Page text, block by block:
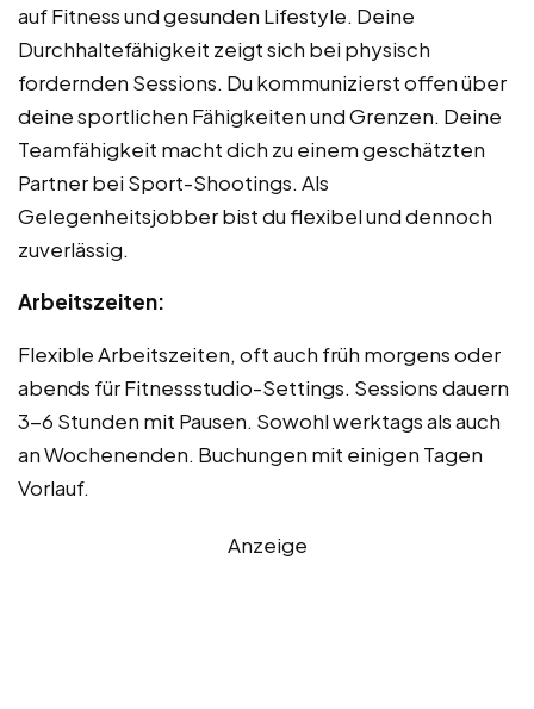
auf Fitness und gesunden Lifestyle. Deine
Durchhaltefähigkeit zeigt sich bei physisch
fordernden Sessions. Du kommunizierst offen über
deine sportlichen Fähigkeiten und Grenzen. Deine
Teamfähigkeit macht dich zu einem geschätzten
Partner bei Sport-Shootings. Als
Gelegenheitsjobber bist du flexibel und dennoch
zuverlässig.
Arbeitszeiten:
Flexible Arbeitszeiten, oft auch früh morgens oder
abends für Fitnessstudio-Settings. Sessions dauern
3-6 Stunden mit Pausen. Sowohl werktags als auch
an Wochenenden. Buchungen mit einigen Tagen
Vorlauf.
Anzeige